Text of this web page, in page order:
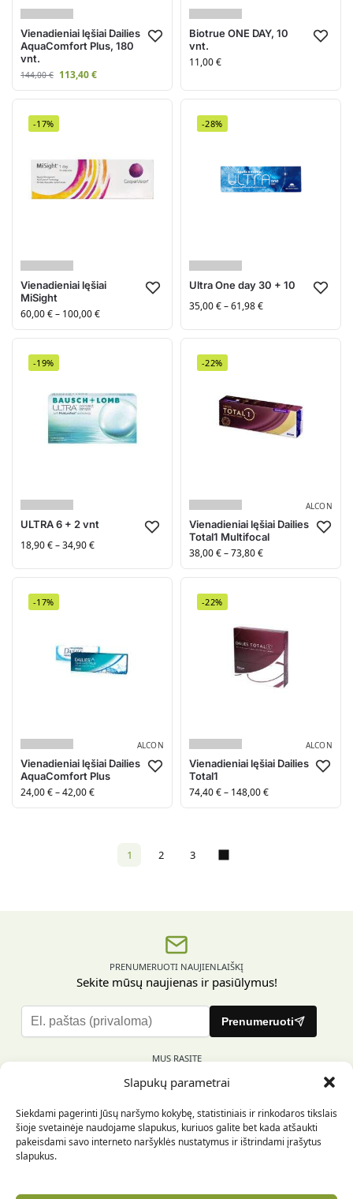
Slapukų parametrai
Siekdami pagerinti Jūsų naršymo kokybę, statistiniais ir rinkodaros tikslais
šioje svetainėje naudojame slapukus, kuriuos galite bet kada atšaukti
pakeisdami savo interneto naršyklės nustatymus ir ištrindami įrašytus
slapukus.
Vienadieniai lęšiai Dailies
AquaComfort Plus, 180
vnt.
144,00€ 113,40€
Biotrue ONE DAY, 10
vnt.
11,00€
-17%
Vienadieniai lęšiai
MiSight
60,00€– 100,00€
-28%
Ultra One day 30 + 10
35,00€–61,98€
-19%
ULTRA 6 + 2 vnt
18,90€–34,90€
-22%
ALCON
Vienadieniai lęšiai Dailies
Total1 Multifocal
38,00€–73,80€
-17%
ALCON
Vienadieniai lęšiai Dailies
AquaComfort Plus
24,00€–42,00€
-22%
ALCON
Vienadieniai lęšiai Dailies
Total1
74,40€– 148,00€
1 2 3
PRENUMERUOTI NAUJIENLAIŠKĮ
Sekite mūsų naujienas ir pasiūlymus!
l
a
l
e
a
Prenumeruoti
MUS RASITE
INFORMACIJA PIRKĖJUI